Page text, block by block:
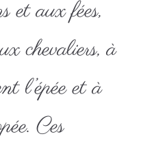
et aux fées,
chevaliers, à
l’épée et à
Ces